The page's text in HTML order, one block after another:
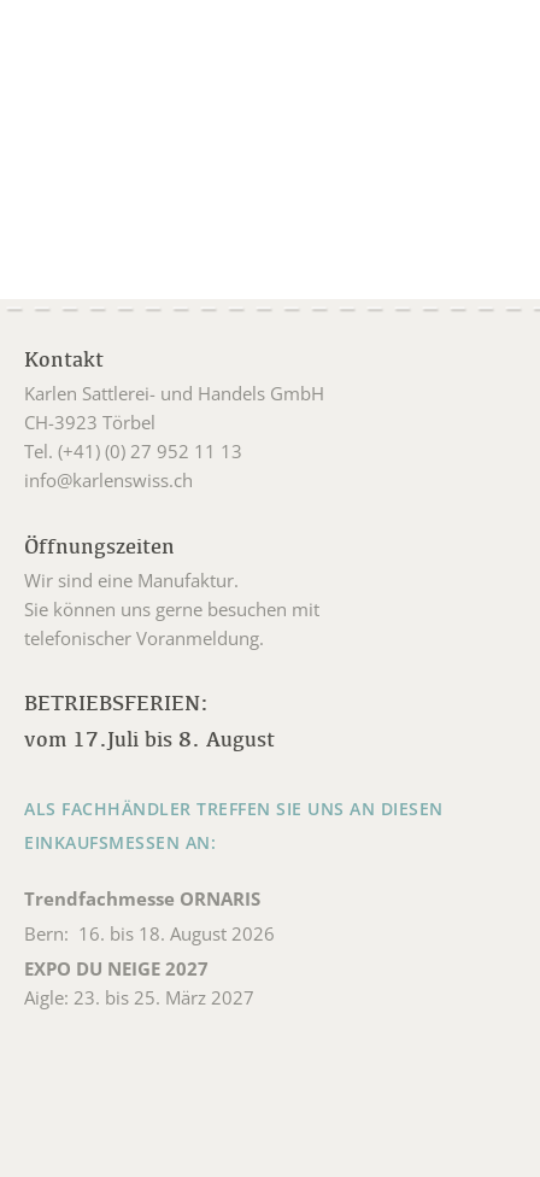
Kontakt
Karlen Sattlerei- und Handels GmbH
CH-3923 Törbel
Tel. (+41) (0) 27 952 11 13
info@karlenswiss.ch
Öffnungszeiten
Wir sind eine Manufaktur.
Sie können uns gerne besuchen mit
telefonischer Voranmeldung.
BETRIEBSFERIEN:
vom 17.Juli bis 8. August
ALS FACHHÄNDLER TREFFEN SIE UNS AN DIESEN
EINKAUFSMESSEN AN:
Trendfachmesse ORNARIS
Bern: 16. bis 18. August 2026
EXPO DU NEIGE 2027
Aigle: 23. bis 25. März 2027